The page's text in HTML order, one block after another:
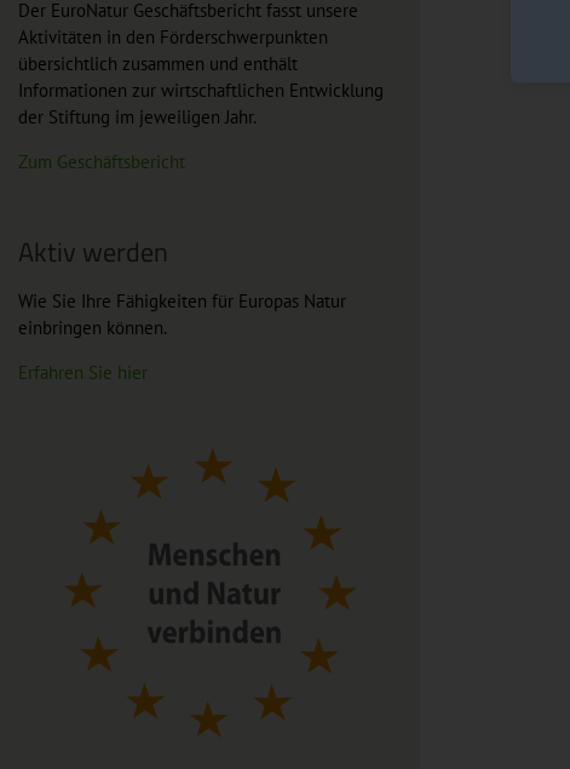
Der EuroNatur Geschäftsbericht fasst unsere
Aktivitäten in den Förderschwerpunkten
übersichtlich zusammen und enthält
Informationen zur wirtschaftlichen Entwicklung
der Stiftung im jeweiligen Jahr.
Zum Geschäftsbericht
Aktiv werden
Wie Sie Ihre Fähigkeiten für Europas Natur
einbringen können.
Erfahren Sie hier